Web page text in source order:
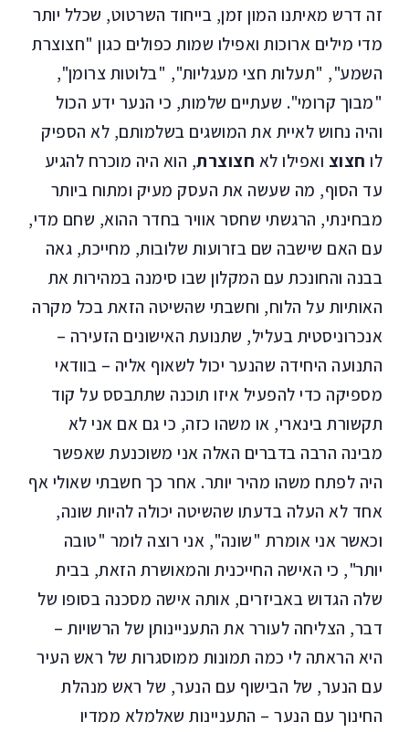
זה דרש מאיתנו המון זמן, בייחוד השרטוט, שכלל יותר
מדי מילים ארוכות ואפילו שמות כפולים כגון "חצוצרת
השמע", "תעלות חצי מעגליות", "בלוטות צרומן",
"מבוך קרומי". שעתיים שלמות, כי הנער ידע הכול
והיה נחוש לאיית את המושגים בשלמותם, לא הספיק
לו חצוצ ואפילו לא חצוצרת, הוא היה מוכרח להגיע
עד הסוף, מה שעשה את העסק מעיק ומתוח ביותר
מבחינתי, הרגשתי שחסר אוויר בחדר ההוא, שחם מדי,
עם האם שישבה שם בזרועות שלובות, מחייכת, גאה
בבנה והחונכת עם המקלון שבו סימנה במהירות את
האותיות על הלוח, וחשבתי שהשיטה הזאת בכל מקרה
אנכרוניסטית בעליל, שתנועת האישונים הזעירה –
התנועה היחידה שהנער יכול לשאוף אליה – בוודאי
מספיקה כדי להפעיל איזו תוכנה שתתבסס על קוד
תקשורת בינארי, או משהו כזה, כי גם אם אני לא
מבינה הרבה בדברים האלה אני משוכנעת שאפשר
היה לפתח משהו מהיר יותר. אחר כך חשבתי שאולי אף
אחד לא העלה בדעתו שהשיטה יכולה להיות שונה,
וכאשר אני אומרת "שונה", אני רוצה לומר "טובה
יותר", כי האישה החייכנית והמאושרת הזאת, בבית
שלה הגדוש באביזרים, אותה אישה מסכנה בסופו של
דבר, הצליחה לעורר את התעניינותן של הרשויות –
היא הראתה לי כמה תמונות ממוסגרות של ראש העיר
עם הנער, של הבישוף עם הנער, של ראש מנהלת
החינוך עם הנער – התעניינות שאלמלא ממדיו